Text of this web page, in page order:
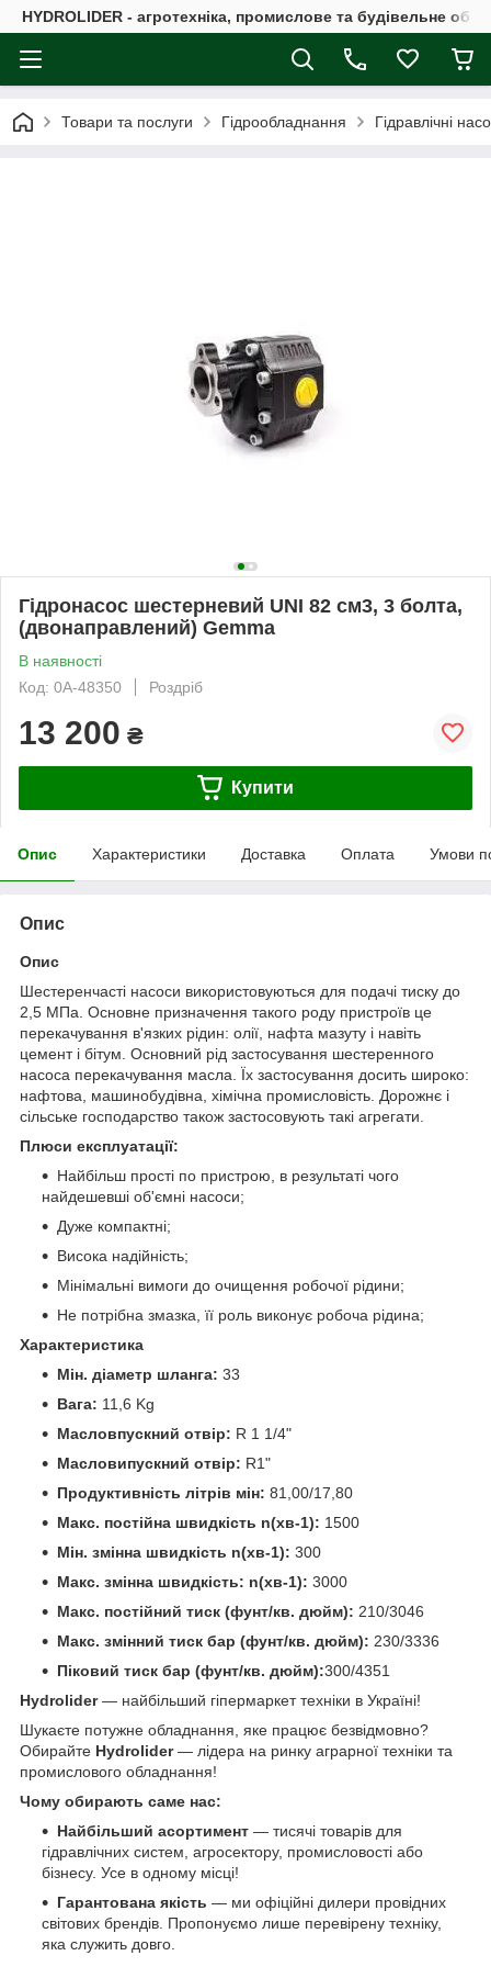
HYDROLIDER - агротехніка, промислове та будівельне
Товари та послуги Гідрообладнання Гідравлічні
Гідронасос шестерневий UNI 82 см3, 3 болта,
(двонаправлений) Gemma
В наявності
Код: 0А-48350
Роздріб
13 200 ₴
Купити
Опис Характеристики Доставка Оплата Умови
Опис
Опис
Шестеренчасті насоси використовуються для подачі тиску до
2,5 МПа. Основне призначення такого роду пристроїв це
перекачування в'язких рідин: олії, нафта мазуту і навіть
цемент і бітум. Основний рід застосування шестеренного
насоса перекачування масла. Їх застосування досить широко:
нафтова, машинобудівна, хімічна промисловість. Дорожнє і
сільське господарство також застосовують такі агрегати.
Плюси експлуатації:
Найбільш прості по пристрою, в результаті чого
найдешевші об'ємні насоси;
Дуже компактні;
Висока надійність;
Мінімальні вимоги до очищення робочої рідини;
Не потрібна змазка, її роль виконує робоча рідина;
Характеристика
Мін. діаметр шланга: 33
Вага: 11,6 Kg
Масловпускний отвір: R 1 1/4"
Масловипускний отвір: R1"
Продуктивність літрів мін: 81,00/17,80
Макс. постійна швидкість n(хв-1): 1500
Мін. змінна швидкість n(хв-1): 300
Макс. змінна швидкість: n(хв-1): 3000
Макс. постійний тиск (фунт/кв. дюйм): 210/3046
Макс. змінний тиск бар (фунт/кв. дюйм): 230/3336
Піковий тиск бар (фунт/кв. дюйм):300/4351
Hydrolider— найбільший гіпермаркет техніки в Україні!
Шукаєте потужне обладнання, яке працює безвідмовно?
Обирайте Hydrolider— лідера на ринку аграрної техніки та
промислового обладнання!
Чому обирають саме нас:
Найбільший асортимент — тисячі товарів для
гідравлічних систем, агросектору, промисловості або
бізнесу. Усе в одному місці!
Гарантована якість — ми офіційні дилери провідних
світових брендів. Пропонуємо лише перевірену техніку,
яка служить довго.